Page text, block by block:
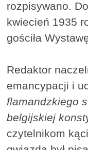
rozpisywano.
kwiecień 1935
gościła
Redaktor
emancypacji i
flamandzkiego
belgijskiej
czytelnikom